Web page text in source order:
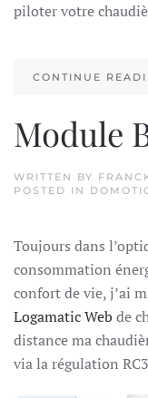
piloter votre
CONTINUE
Module
WRITTEN BY
POSTED IN
Toujours dans
consommation
confort de vie, j’ai
Logamatic Web de
distance ma
via la régulation